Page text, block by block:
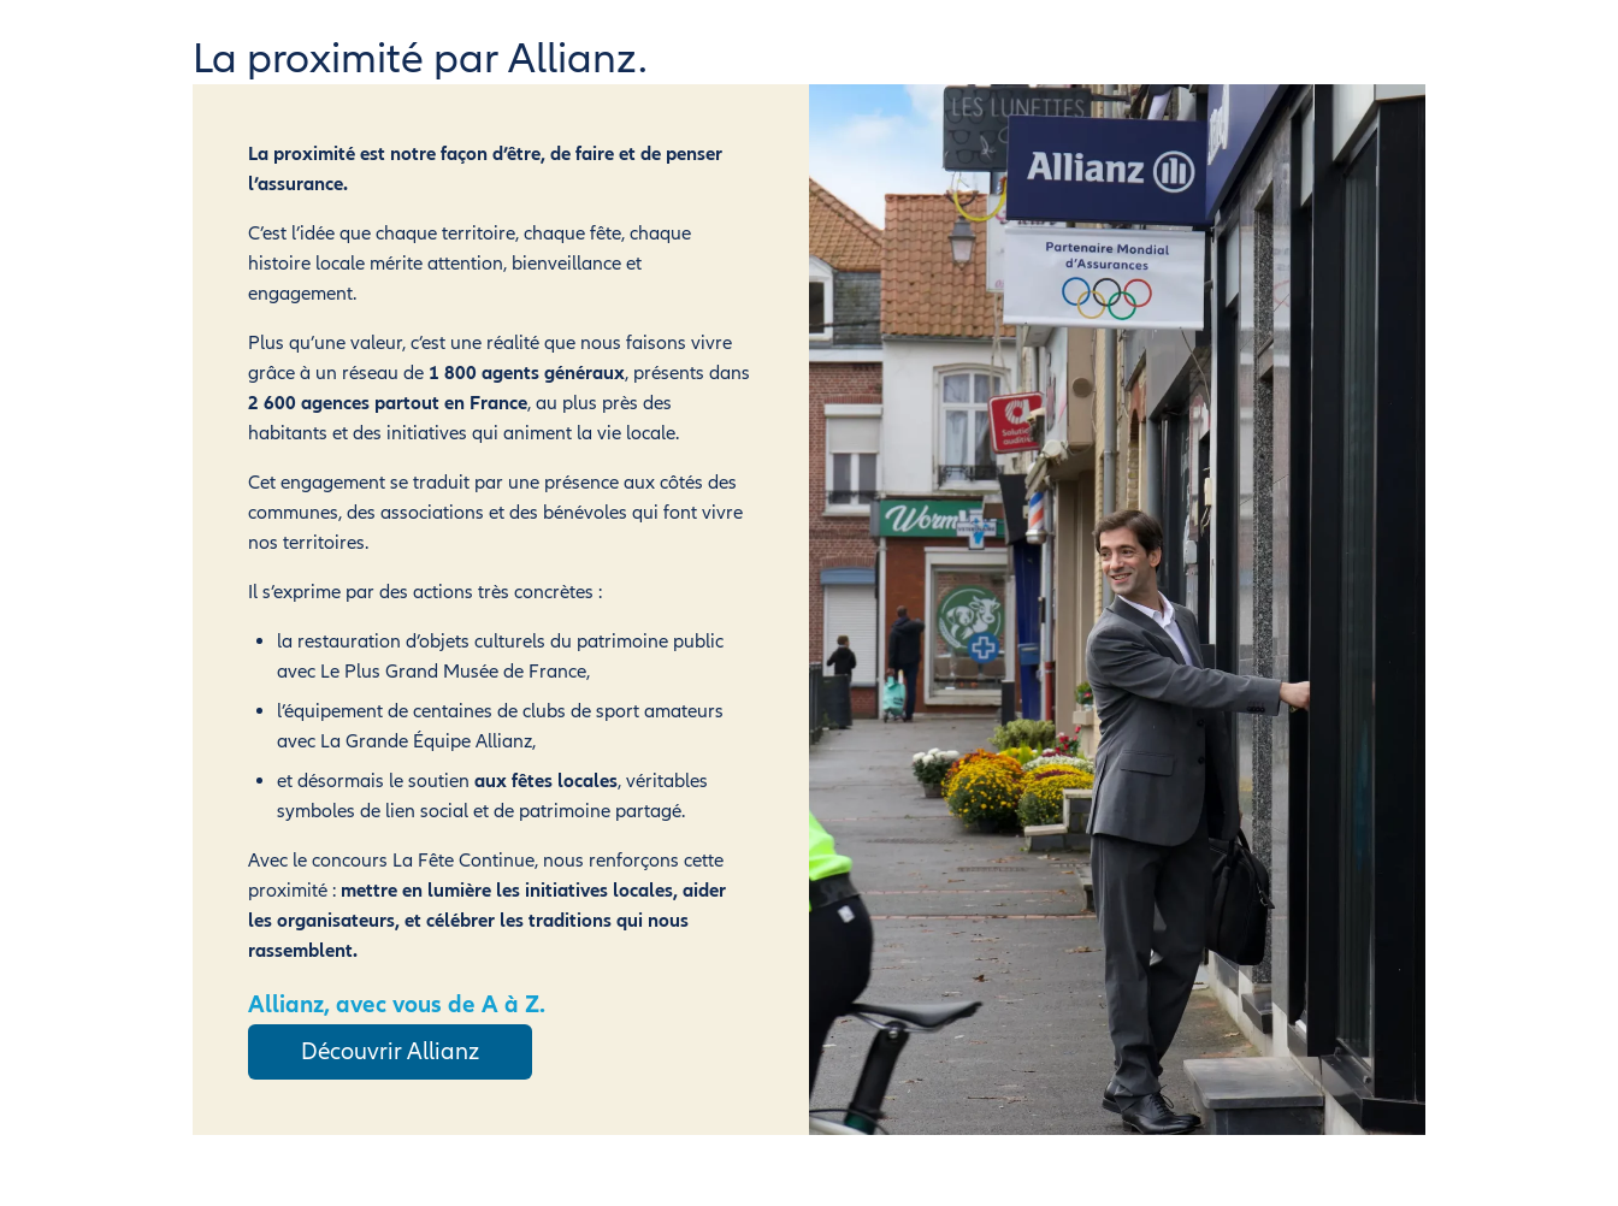
La proximité par Allianz.
La proximité est notre façon d’être, de faire et de penser
l’assurance.
C’est l’idée que chaque territoire, chaque fête, chaque
histoire locale mérite attention, bienveillance et
engagement.
Plus qu’une valeur, c’est une réalité que nous faisons vivre
grâce à un réseau de 1 800 agents généraux, présents dans
2 600 agences partout en France, au plus près des
habitants et des initiatives qui animent la vie locale.
Cet engagement se traduit par une présence aux côtés des
communes, des associations et des bénévoles qui font vivre
nos territoires.
Il s’exprime par des actions très concrètes :
la restauration d’objets culturels du patrimoine public
avec Le Plus Grand Musée de France,
l’équipement de centaines de clubs de sport amateurs
avec La Grande Équipe Allianz,
et désormais le soutien aux fêtes locales, véritables
symboles de lien social et de patrimoine partagé.
Avec le concours La Fête Continue, nous renforçons cette
proximité : mettre en lumière les initiatives locales, aider
les organisateurs, et célébrer les traditions qui nous
rassemblent.
Allianz, avec vous de A à Z.
Découvrir Allianz